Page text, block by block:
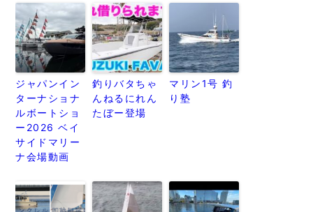
ジャパンイン
ターナショナ
ルボートショ
ー2026 ベイ
サイドマリー
ナ会場動画
釣りバタちゃ
んねるにれん
たぼー登場
マリン1号 釣
り塾